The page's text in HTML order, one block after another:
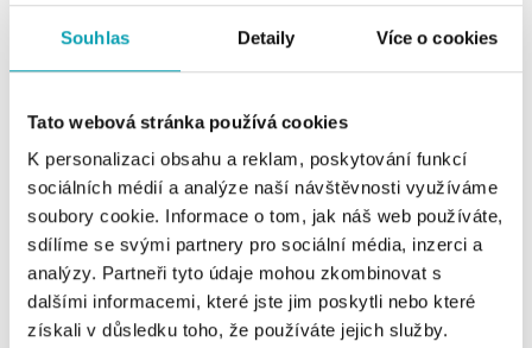
Souhlas Detaily Více o cookies
Tato webová stránka používá cookies
K personalizaci obsahu a reklam, poskytování funkcí
sociálních médií a analýze naší návštěvnosti využíváme
soubory cookie. Informace o tom, jak náš web používáte,
sdílíme se svými partnery pro sociální média, inzerci a
analýzy. Partneři tyto údaje mohou zkombinovat s
dalšími informacemi, které jste jim poskytli nebo které
získali v důsledku toho, že používáte jejich služby.
Všetky Česko Slovensko
ALO diamonds Hilton, Košice
Hlavná 123/1, 040 01 Košice
tel.: +421 911 854 322, +421 917 869 485
dnes otvorené do 19:00
ALOve OC Aupark, Bratislava